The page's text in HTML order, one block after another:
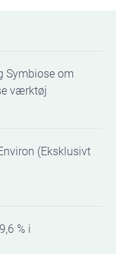
Symbiose om
værktøj
(Eksklusivt
% i